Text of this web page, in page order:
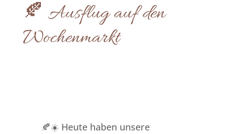
🍂 Ausflug auf den
Wochenmarkt
🍂☀️ Heute haben unsere